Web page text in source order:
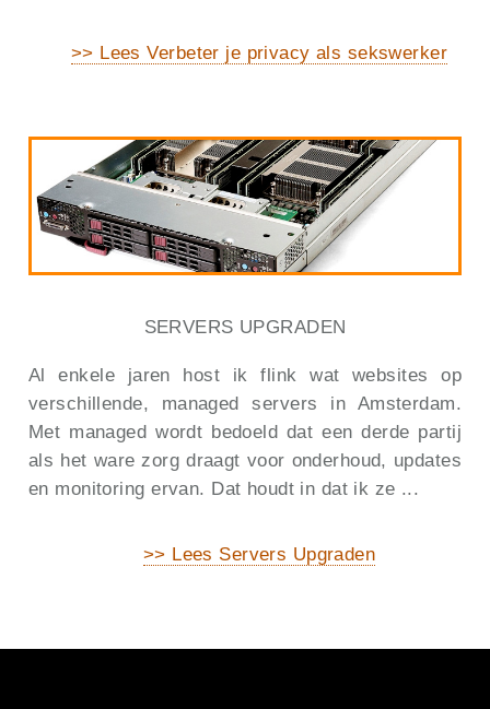
>> Lees Verbeter je privacy als sekswerker
SERVERS UPGRADEN
Al enkele jaren host ik flink wat websites op
verschillende, managed servers in Amsterdam.
Met managed wordt bedoeld dat een derde partij
als het ware zorg draagt voor onderhoud, updates
en monitoring ervan. Dat houdt in dat ik ze ...
>> Lees Servers Upgraden